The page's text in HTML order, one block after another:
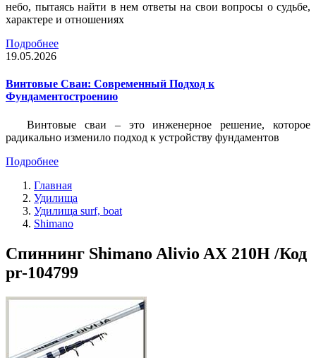
небо, пытаясь найти в нем ответы на свои вопросы о судьбе,
характере и отношениях
Подробнее
19.05.2026
Винтовые Сваи: Современный Подход к
Фундаментостроению
Винтовые сваи – это инженерное решение, которое
радикально изменило подход к устройству фундаментов
Подробнее
Главная
Удилища
Удилища surf, boat
Shimano
Спиннинг Shimano Alivio AX 210H /Код
pr-104799